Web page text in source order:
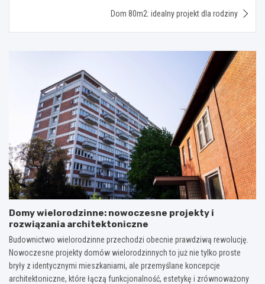
Dom 80m2: idealny projekt dla rodziny
Domy wielorodzinne: nowoczesne projekty i
rozwiązania architektoniczne
Budownictwo wielorodzinne przechodzi obecnie prawdziwą rewolucję.
Nowoczesne projekty domów wielorodzinnych to już nie tylko proste
bryły z identycznymi mieszkaniami, ale przemyślane koncepcje
architektoniczne, które łączą funkcjonalność, estetykę i zrównoważony